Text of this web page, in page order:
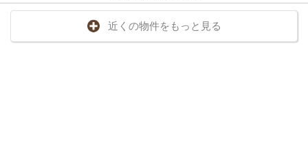
近くの物件をもっと見る